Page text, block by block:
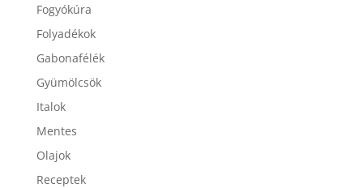
Fogyókúra
Folyadékok
Gabonafélék
Gyümölcsök
Italok
Mentes
Olajok
Receptek